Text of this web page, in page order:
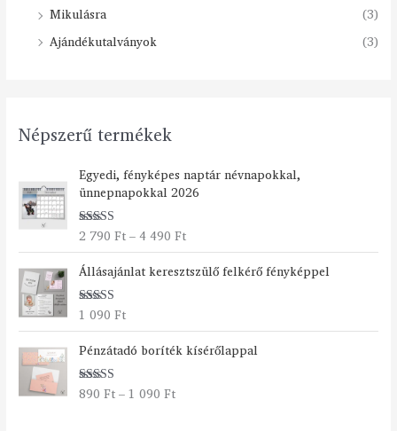
Mikulásra
(3)
Ajándékutalványok
(3)
Népszerű termékek
Egyedi, fényképes naptár névnapokkal,
ünnepnapokkal 2026
Értékelés:
2 790Ft – 4 490Ft
r
t
r
t
o
n
y
Állásajánlat keresztszülő felkérő fényképpel
Értékelés:
1 090Ft
Pénzátadó boríték kísérőlappal
Értékelés:
890Ft – 1 090Ft
Á
r
a